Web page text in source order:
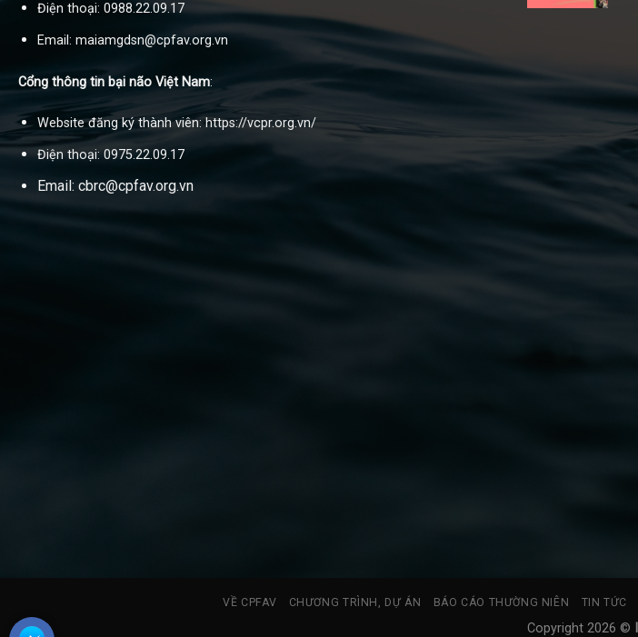
Điện thoại: 0988.22.09.17
Email: maiamgdsn@cpfav.org.vn
Cổng thông tin bại não Việt Nam:
Website đăng ký thành viên: https://vcpr.org.vn/
Điện thoại: 0975.22.09.17
Email: cbrc@cpfav.org.vn
VỀ CPFAV CHƯƠNG TRÌNH, DỰ ÁN BÁO CÁO THƯỜNG NIÊN TIN TỨC
Copyright 2026 ©